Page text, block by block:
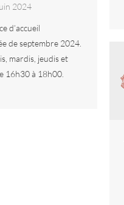
2024
d’accueil
de septembre 2024.
mardis, jeudis et
16h30 à 18h00.